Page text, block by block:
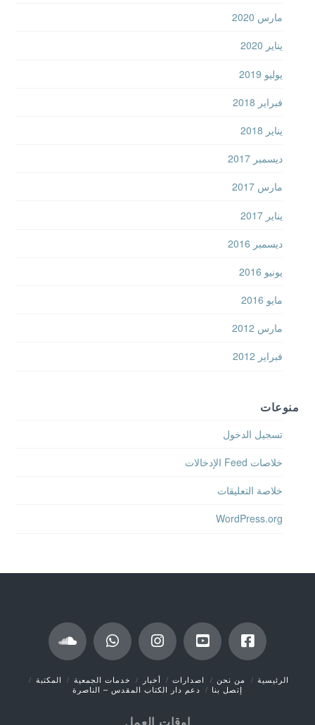
مارس 2020
يناير 2020
يوليو 2019
فبراير 2018
يناير 2018
ديسمبر 2017
مارس 2017
يناير 2017
ديسمبر 2016
يونيو 2016
مايو 2016
مارس 2012
فبراير 2012
منوعات
تسجيل الدخول
خلاصات Feed الإدخالات
خلاصة التعليقات
WordPress.org
الرئيسية من نحن اصدارات أخبار خدمات الجمعية
المكتبة
إتصل بنا
دعم دار الكتاب المقدس – الناصرة